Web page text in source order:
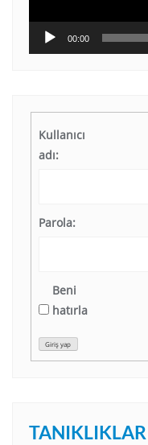
00:00
Kullanıcı
adı:
Parola:
Beni
hatırla
Giriş yap
TANIKLIKLAR